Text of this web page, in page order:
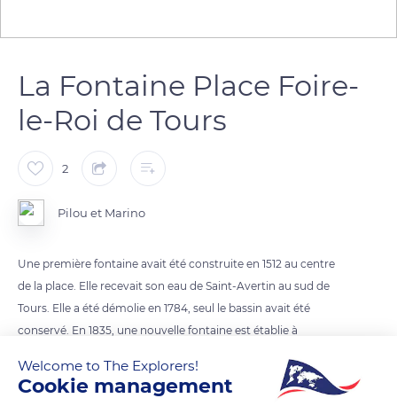
La Fontaine Place Foire-
le-Roi de Tours
2
Pilou et Marino
Une première fontaine avait été construite en 1512 au centre
de la place. Elle recevait son eau de Saint-Avertin au sud de
Tours. Elle a été démolie en 1784, seul le bassin avait été
conservé. En 1835, une nouvelle fontaine est établie à
du bassin initial.
Welcome to The Explorers!
Cookie management